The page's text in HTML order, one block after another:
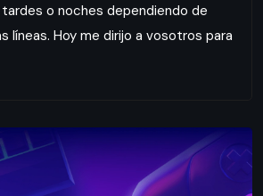
o noches dependiendo de
líneas. Hoy me dirijo a vosotros para